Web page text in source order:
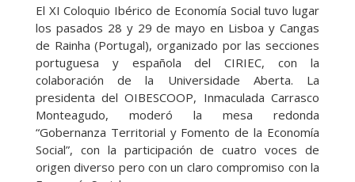
El XI Coloquio Ibérico de Economía Social tuvo lugar
los pasados 28 y 29 de mayo en Lisboa y Cangas
de Rainha (Portugal), organizado por las secciones
portuguesa y española del CIRIEC, con la
colaboración de la Universidade Aberta. La
presidenta del OIBESCOOP, Inmaculada Carrasco
Monteagudo, moderó la mesa redonda
“Gobernanza Territorial y Fomento de la Economía
Social”, con la participación de cuatro voces de
origen diverso pero con un claro compromiso con la